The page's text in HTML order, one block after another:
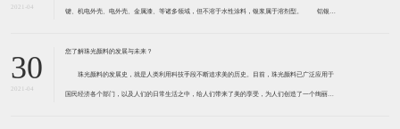
2021-04
键、机电外壳、电外壳、金属漆、等诸多领域，但不溶于水性涂料，银浆属于溶剂型。 铝银浆
年，中国的铝银浆产品也开始向运用微细球
30
2021-04
您了解珠光颜料的发展与未来？
珠光颜料的发展史，就是人类利用科技手段不断追求美的历史。目前，珠光颜料已广泛应用于
国民经济各个部门，以及人们的日常生活之中，给人们带来了美的享受，为人们创造了一个绚丽多